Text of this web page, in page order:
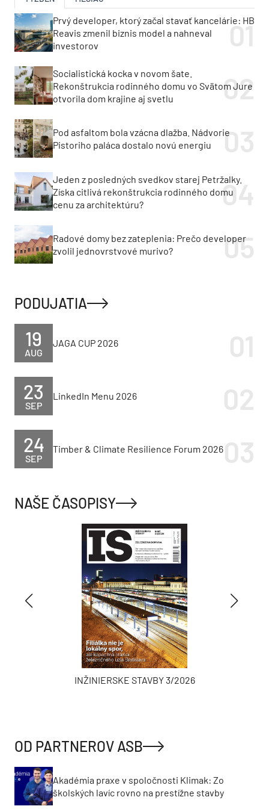
Prvý developer, ktorý začal stavať kancelárie: HB
Reavis zmenil biznis model a nahneval
investorov
Socialistická kocka v novom šate.
Rekonštrukcia rodinného domu vo Svätom Jure
otvorila dom krajine aj svetlu
Pod asfaltom bola vzácna dlažba. Nádvorie
Pistoriho paláca dostalo novú energiu
Jeden z posledných svedkov starej Petržalky.
Získa citlivá rekonštrukcia rodinného domu
cenu za architektúru?
Radové domy bez zateplenia: Prečo developer
zvolil jednovrstvové murivo?
PODUJATIA
AUG
19 JAGA CUP 2026
SEP
23 LinkedIn Menu 2026
SEP
24 Timber & Climate Resilience Forum 2026
NAŠE ČASOPISY
INŽINIERSKE STAVBY 3/2026
OD PARTNEROV ASB
Akadémia praxe v spoločnosti Klimak: Zo
školských lavíc rovno na prestížne stavby